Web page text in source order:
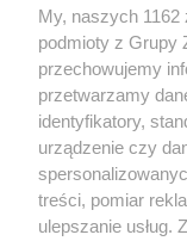
My, naszych 1162
podmioty z Grupy
przechowujemy
przetwarzamy
identyfikatory,
urządzenie czy
treści, pomiar
ulepszanie usług.